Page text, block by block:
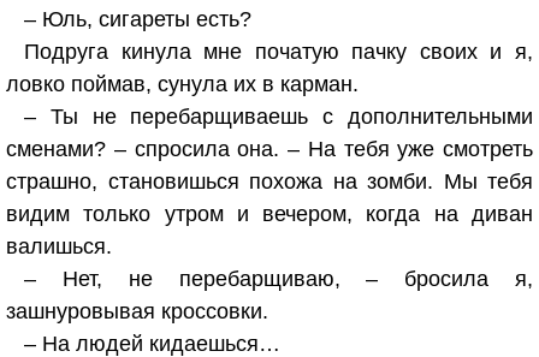
– Юль, сигареты есть?
Подруга кинула мне початую пачку своих и я,
ловко поймав, сунула их в карман.
– Ты не перебарщиваешь с дополнительными
сменами? – спросила она. – На тебя уже смотреть
страшно, становишься похожа на зомби. Мы тебя
видим только утром и вечером, когда на диван
валишься.
– Нет, не перебарщиваю, – бросила я,
зашнуровывая кроссовки.
– На людей кидаешься…